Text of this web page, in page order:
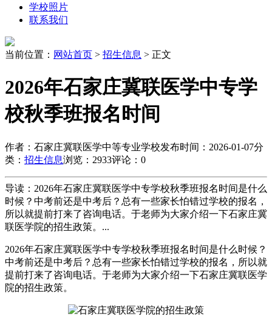
学校照片
联系我们
当前位置： 网站首页 > 招生信息 > 正文
2026年石家庄冀联医学中专学
校秋季班报名时间
作者：石家庄冀联医学中等专业学校发布时间：2026-01-07分
类： 招生信息浏览：2933评论：0
导读：2026年石家庄冀联医学中专学校秋季班报名时间是什么
时候？中考前还是中考后？总有一些家长怕错过学校的报名，
所以就提前打来了咨询电话。于老师为大家介绍一下石家庄冀
联医学院的招生政策。...
2026年石家庄冀联医学中专学校秋季班报名时间是什么时候？
中考前还是中考后？总有一些家长怕错过学校的报名，所以就
提前打来了咨询电话。于老师为大家介绍一下石家庄冀联医学
院的招生政策。